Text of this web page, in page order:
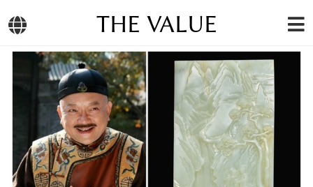
THE VALUE